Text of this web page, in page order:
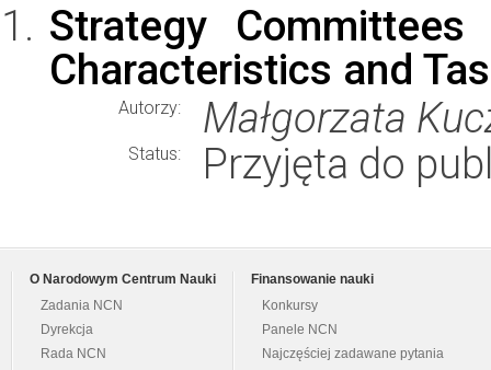
Strategy
Characteristics and
Autorzy: Małgorzata
Status: Przyjęta do
O Narodowym Centrum Nauki
Zadania NCN
Dyrekcja
Rada NCN
Finansowanie nauki
Konkursy
Panele NCN
Najczęściej zadawane pytania